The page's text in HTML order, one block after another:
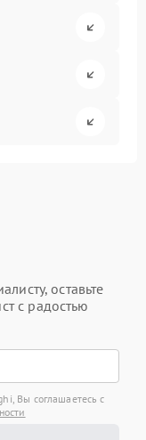
оставьте
с радостью
Вы соглашаетесь с